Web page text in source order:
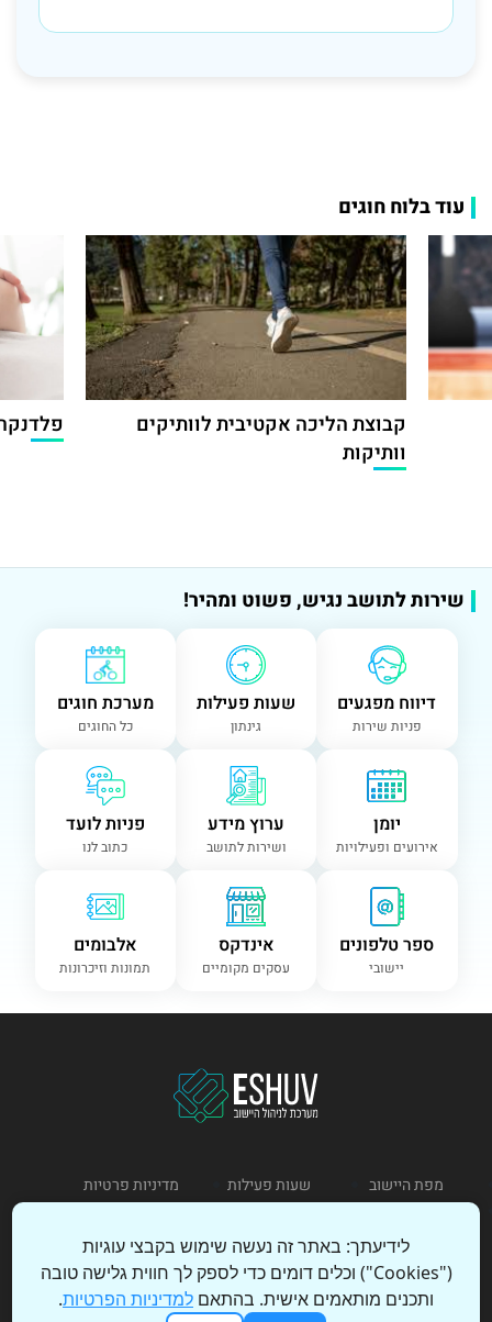
עוד בלוח חוגים
קבוצת הליכה אקטיבית לוותיקים
וותיקות
שירות לתושב נגיש, פשוט ומהיר!
דיווח מפגעים
פניות שירות
שעות פעילות
גינתון
מערכת חוגים
כל החוגים
יומן
אירועים ופעילויות
ערוץ מידע
ושירות לתושב
פניות לועד
כתוב לנו
ספר טלפונים
יישובי
אינדקס
עסקים מקומיים
אלבומים
תמונות וזיכרונות
מפת היישוב שעות פעילות
מדיניות פרטיות
כניסת מנהל הצהרת נגישות
לידיעתך: באתר זה נעשה שימוש בקבצי עוגיות
("Cookies") וכלים דומים כדי לספק לך חווית גלישה טובה
ותכנים מותאמים אישית. בהתאם למדיניות הפרטיות.